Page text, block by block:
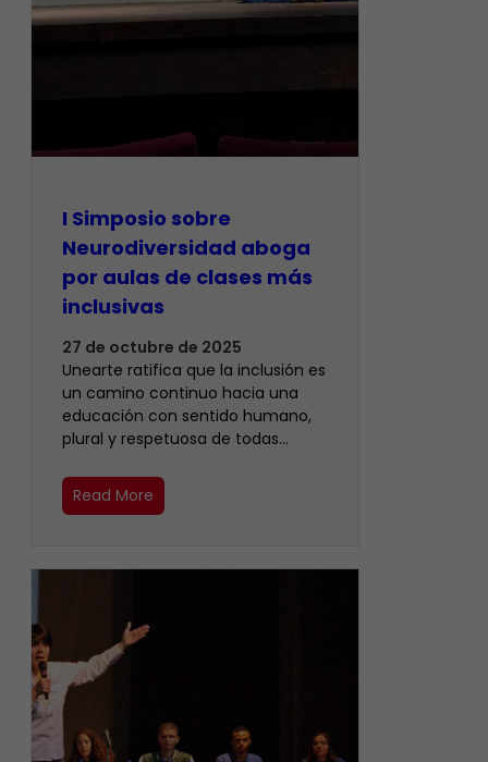
I Simposio sobre
Neurodiversidad aboga
por aulas de clases más
inclusivas
27 de octubre de 2025
Unearte ratifica que la inclusión es
un camino continuo hacia una
educación con sentido humano,
plural y respetuosa de todas…
Read More